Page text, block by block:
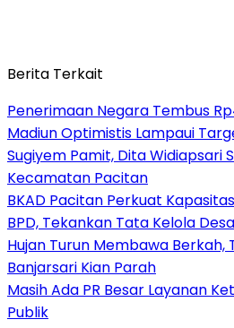
Berita Terkait
Penerimaan Negara Tembus
Madiun Optimistis Lampaui
Sugiyem Pamit, Dita Widiapsari
Kecamatan Pacitan
BKAD Pacitan Perkuat
BPD, Tekankan Tata Kelola
Hujan Turun Membawa Berkah,
Banjarsari Kian Parah
Masih Ada PR Besar Layanan
Publik